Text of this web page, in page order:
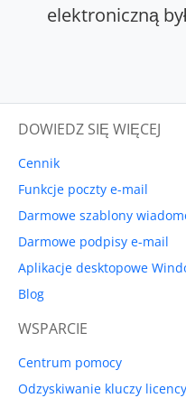
elektroniczną
DOWIEDZ SIĘ WIĘCEJ
Cennik
Funkcje poczty e-mail
Darmowe szablony
Darmowe podpisy e-mail
Aplikacje desktopowe
Blog
WSPARCIE
Centrum pomocy
Odzyskiwanie kluczy